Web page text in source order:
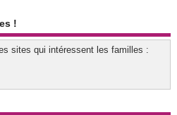
!
sites qui intéressent les familles :